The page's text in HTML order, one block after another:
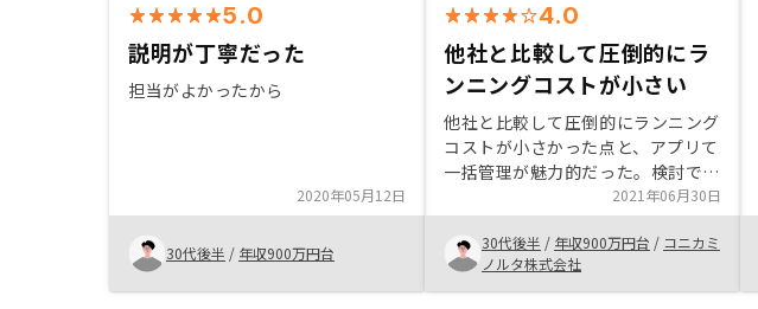
5.0
説明が丁寧だった
担当がよかったから
2020年05月12日
30代後半 / 年収900万円台
4.0
他社と比較して圧倒的にラ
ンニングコストが小さい
他社と比較して圧倒的にランニング
コストが小さかった点と、アプリて
一括管理が魅力的だった。検討でき
る物件数が少ない。担当から3,4紹
介頂けるが、もっと物件を確認して
から購入できたら良いと思った。物
件一覧など担当の紹介によらず随時
確認できたらなおよし。
2021年06月30日
30代後半 / 年収900万円台 / コニカミ
ノルタ株式会社